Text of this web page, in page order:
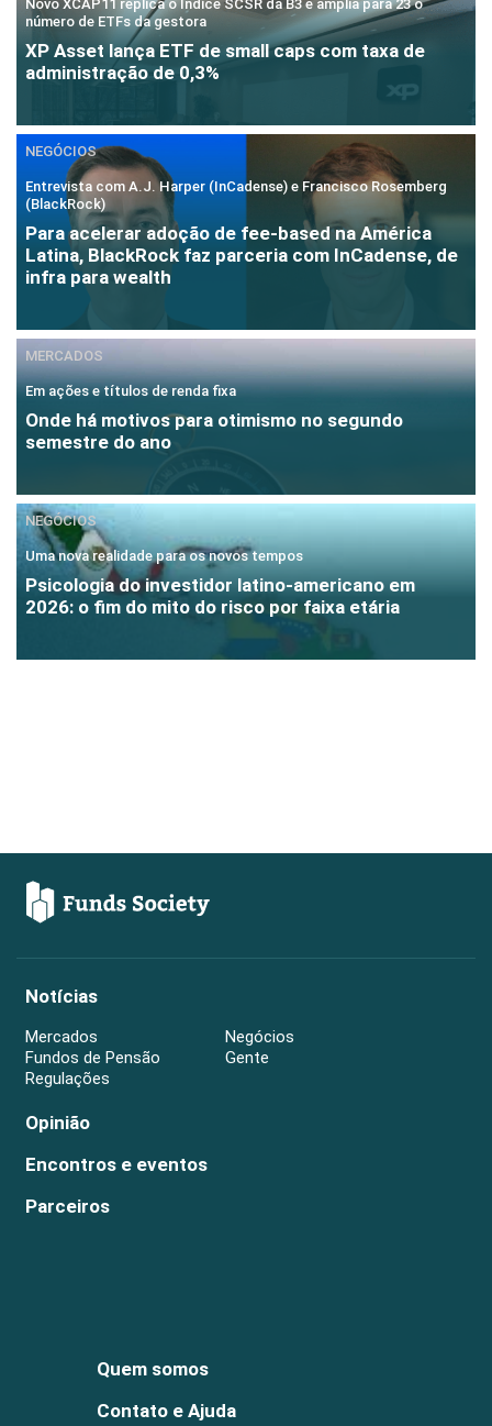
Novo XCAP11 replica o Índice SCSR da B3 e amplia para 23 o
número de ETFs da gestora
XP Asset lança ETF de small caps com taxa de
administração de 0,3%
NEGÓCIOS
Entrevista com A.J. Harper (InCadense) e Francisco Rosemberg
(BlackRock)
Para acelerar adoção de fee-based na América
Latina, BlackRock faz parceria com InCadense, de
infra para wealth
MERCADOS
Em ações e títulos de renda fixa
Onde há motivos para otimismo no segundo
semestre do ano
NEGÓCIOS
Uma nova realidade para os novos tempos
Psicologia do investidor latino-americano em
2026: o fim do mito do risco por faixa etária
Notícias
Mercados
Negócios
Fundos de Pensão
Gente
Regulações
Opinião
Encontros e eventos
Parceiros
Quem somos
Contato e Ajuda